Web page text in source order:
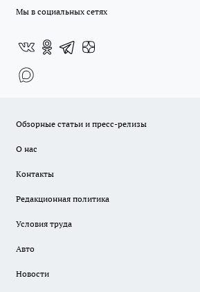
Мы в социальных сетях
Обзорные статьи и пресс-релизы
О нас
Контакты
Редакционная политика
Условия труда
Авто
Новости